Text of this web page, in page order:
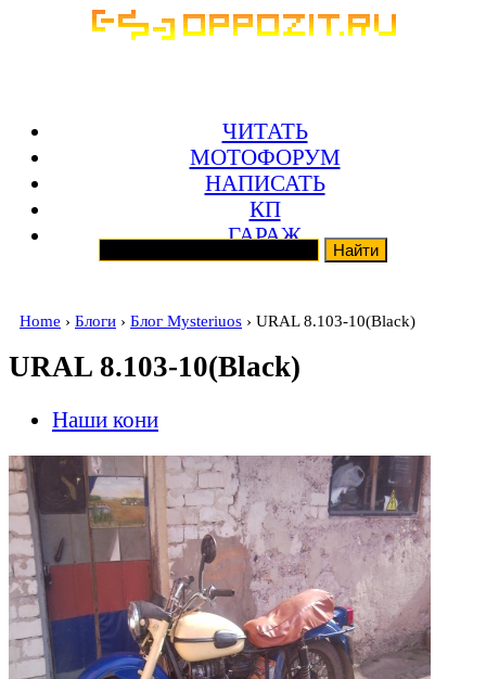
ЧИТАТЬ
МОТОФОРУМ
НАПИСАТЬ
КП
ГАРАЖ
Home › Блоги › Блог Mysteriuos › URAL 8.103-10(Black)
URAL 8.103-10(Black)
Наши кони